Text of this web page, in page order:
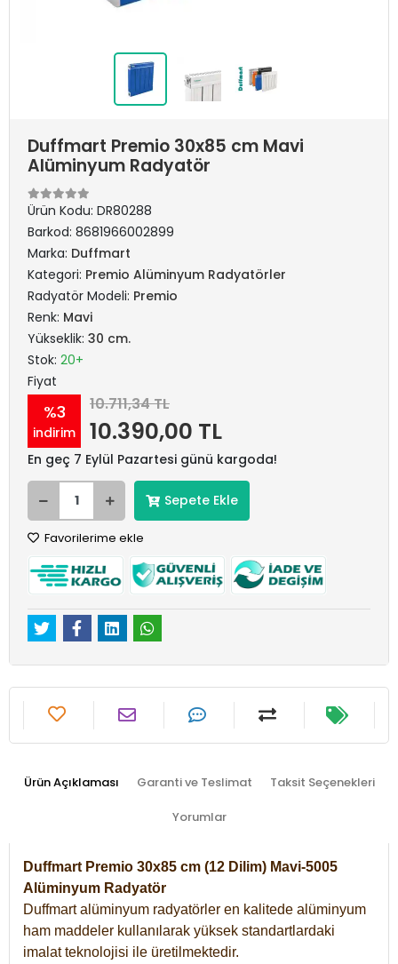
Duffmart Premio 30x85 cm Mavi
Alüminyum Radyatör
Ürün Kodu: DR80288
Barkod: 8681966002899
Marka: Duffmart
Kategori: Premio Alüminyum Radyatörler
Radyatör Modeli: Premio
Renk: Mavi
Yükseklik: 30 cm.
Stok: 20+
Fiyat
%3
indirim
10.711,34 TL
10.390,00 TL
En geç 7 Eylül Pazartesi günü kargoda!
Sepete Ekle
Favorilerime ekle
Ürün Açıklaması Garanti ve Teslimat Taksit Seçenekleri
Yorumlar
Duffmart Premio 30x85 cm (12 Dilim) Mavi-5005
Alüminyum Radyatör
Duffmart alüminyum radyatörler en kalitede alüminyum
ham maddeler kullanılarak yüksek standartlardaki
imalat teknolojisi ile üretilmektedir.